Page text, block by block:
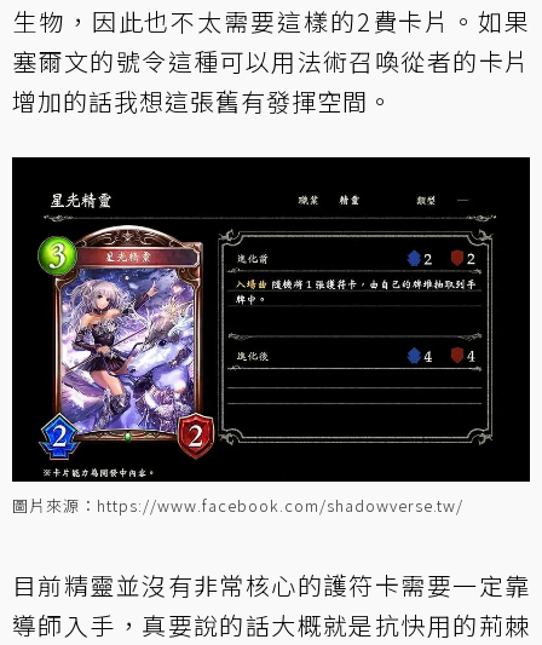
生物，因此也不太需要這樣的2費卡片。如果
塞爾文的號令這種可以用法術召喚從者的卡片
增加的話我想這張舊有發揮空間。
圖片來源：https://www.facebook.com/shadowverse.tw/
目前精靈並沒有非常核心的護符卡需要一定靠
導師入手，真要說的話大概就是抗快用的荊棘